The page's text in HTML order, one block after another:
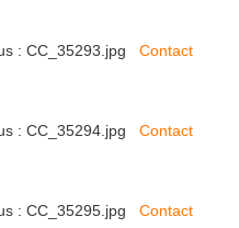
: CC_35293.jpg Contact
: CC_35294.jpg Contact
: CC_35295.jpg Contact